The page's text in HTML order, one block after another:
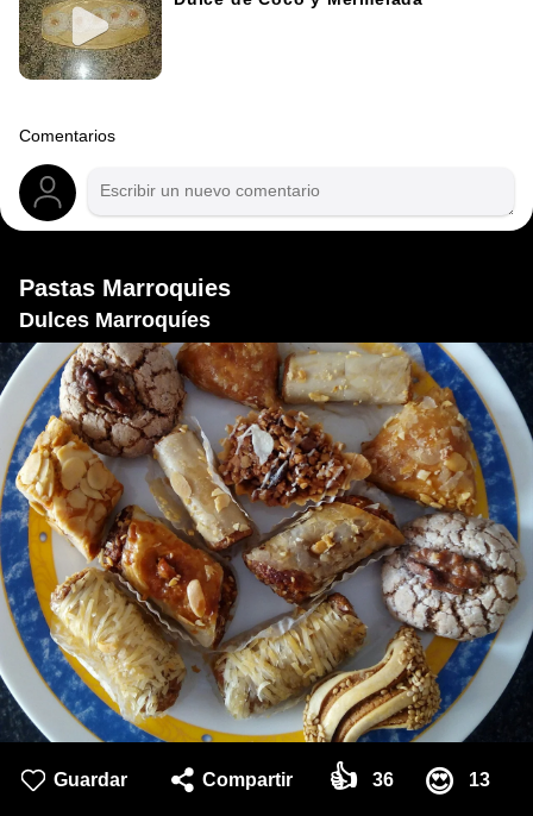
Comentarios
Pastas Marroquies
Dulces Marroquíes
Guardar Compartir 👍 36 😍 13